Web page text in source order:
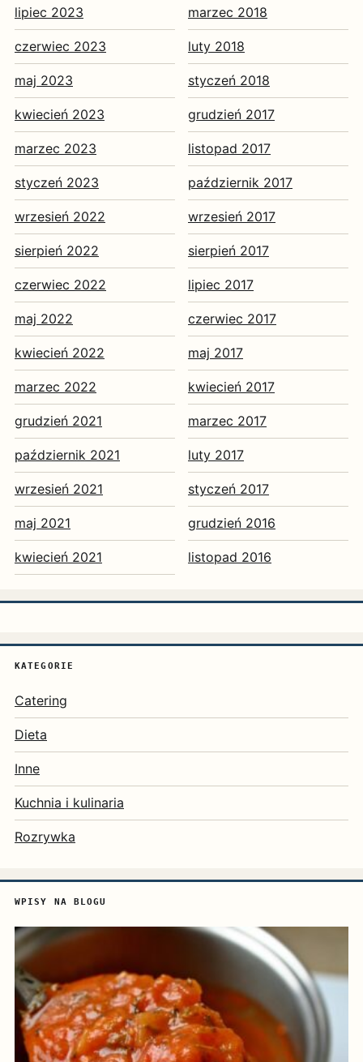
lipiec 2023
czerwiec 2023
maj 2023
kwiecień 2023
marzec 2023
styczeń 2023
wrzesień 2022
sierpień 2022
czerwiec 2022
maj 2022
kwiecień 2022
marzec 2022
grudzień 2021
październik 2021
wrzesień 2021
maj 2021
kwiecień 2021
marzec 2018
luty 2018
styczeń 2018
grudzień 2017
listopad 2017
październik 2017
wrzesień 2017
sierpień 2017
lipiec 2017
czerwiec 2017
maj 2017
kwiecień 2017
marzec 2017
luty 2017
styczeń 2017
grudzień 2016
listopad 2016
KATEGORIE
Catering
Dieta
Inne
Kuchnia i kulinaria
Rozrywka
WPISY NA BLOGU